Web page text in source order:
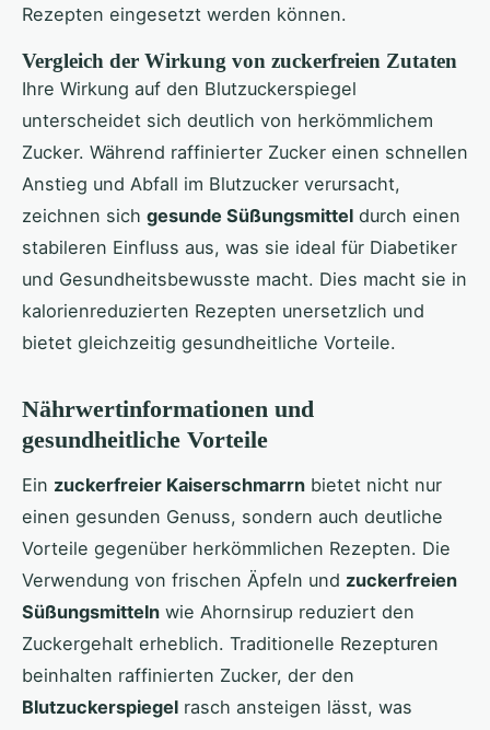
Rezepten eingesetzt werden können.
Vergleich der Wirkung von zuckerfreien Zutaten
Ihre Wirkung auf den Blutzuckerspiegel
unterscheidet sich deutlich von herkömmlichem
Zucker. Während raffinierter Zucker einen schnellen
Anstieg und Abfall im Blutzucker verursacht,
zeichnen sich gesunde Süßungsmittel durch einen
stabileren Einfluss aus, was sie ideal für Diabetiker
und Gesundheitsbewusste macht. Dies macht sie in
kalorienreduzierten Rezepten unersetzlich und
bietet gleichzeitig gesundheitliche Vorteile.
Nährwertinformationen und
gesundheitliche Vorteile
Ein zuckerfreier Kaiserschmarrn bietet nicht nur
einen gesunden Genuss, sondern auch deutliche
Vorteile gegenüber herkömmlichen Rezepten. Die
Verwendung von frischen Äpfeln und zuckerfreien
Süßungsmitteln wie Ahornsirup reduziert den
Zuckergehalt erheblich. Traditionelle Rezepturen
beinhalten raffinierten Zucker, der den
Blutzuckerspiegel rasch ansteigen lässt, was